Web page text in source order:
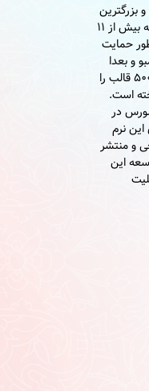
بزرگترین
فروشگاه قالب های جوملا در ایران می باشد که بیش از 11
حمایت
و بعدا
میترا و جوملا تاسیس شد و تاکنون بیش از 5000 قالب را
فروخته است.
در
نرم
و منتشر
این